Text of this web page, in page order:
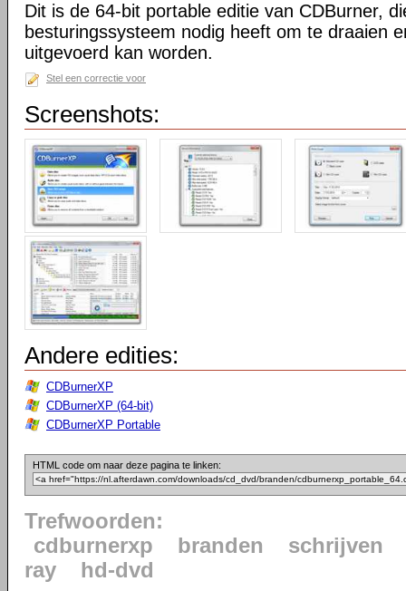
Dit is de 64-bit portable editie van CDBurner,
besturingssysteem nodig heeft om te draaien
uitgevoerd kan worden.
Stel een correctie voor
Screenshots:
Andere edities:
CDBurnerXP
CDBurnerXP (64-bit)
CDBurnerXP Portable
HTML code om naar deze pagina te linken:
Trefwoorden:
cdburnerxp
branden
schrijven
ray
hd-dvd